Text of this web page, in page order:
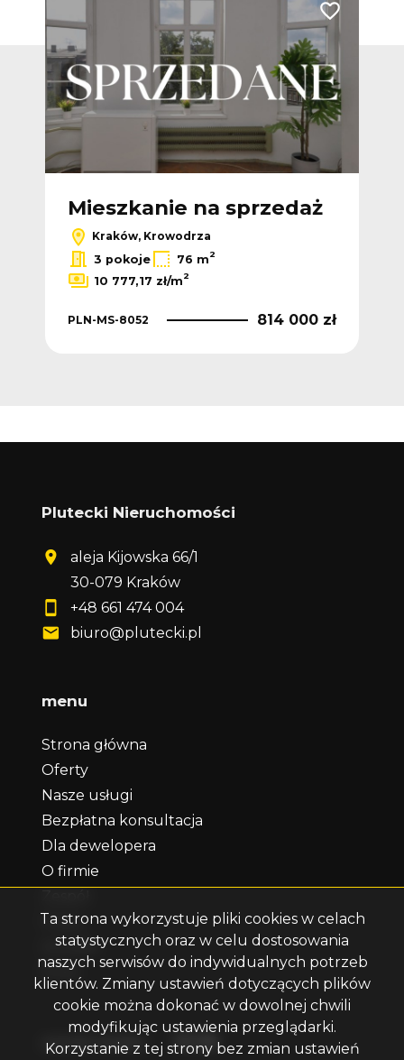
Dodaj do ulubionych Dodaj do
Mieszkanie na sprzedaż
Kraków, Krowodrza
3 pokoje
76 m2
10 777,17 zł/m2
PLN-MS-8052 814 000 zł
Plutecki Nieruchomości
aleja Kijowska 66/1
30-079 Kraków
+48 661 474 004
biuro@plutecki.pl
menu
Strona główna
Oferty
Nasze usługi
Bezpłatna konsultacja
Dla dewelopera
O firmie
Praca
Kontakt
Rodo
social media Facebook
Facebook
Facebook
Ta strona wykorzystuje pliki cookies w celach
statystycznych oraz w celu dostosowania
naszych serwisów do indywidualnych potrzeb
klientów. Zmiany ustawień dotyczących plików
cookie można dokonać w dowolnej chwili
modyfikując ustawienia przeglądarki.
Korzystanie z tej strony bez zmian ustawień